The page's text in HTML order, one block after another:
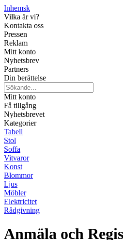
Inhemsk
Vilka är vi?
Kontakta oss
Pressen
Reklam
Mitt konto
Nyhetsbrev
Partners
Din berättelse
Mitt konto
Få tillgång
Nyhetsbrevet
Kategorier
Tabell
Stol
Soffa
Vitvaror
Konst
Blommor
Ljus
Möbler
Elektricitet
Rådgivning
Anmäla och